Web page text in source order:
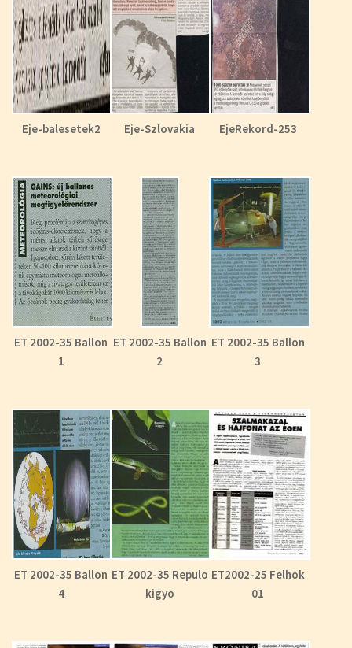
Eje-balesetek2 Eje-Szlovakia EjeRekord-253
ET 2002-35 Ballon
1
ET 2002-35 Ballon
2
ET 2002-35 Ballon
3
ET 2002-35 Ballon
4
ET 2002-35 Repulo
kigyo
ET2002-25 Felhok
01